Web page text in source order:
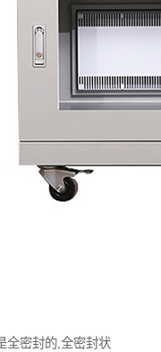
全密封的,全密封状